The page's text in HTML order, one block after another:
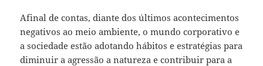
Afinal de contas, diante dos últimos acontecimentos
negativos ao meio ambiente, o mundo corporativo e
a sociedade estão adotando hábitos e estratégias para
diminuir a agressão a natureza e contribuir para a